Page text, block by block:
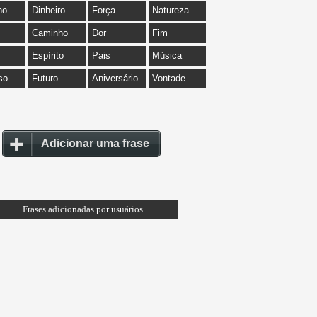
Dinheiro Força Natureza
Caminho Dor Fim
Espírito Pais Música
Futuro Aniversário Vontade
Adicionar uma frase
Frases adicionadas por usuários